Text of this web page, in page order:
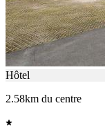
Hôtel
2.58km du centre